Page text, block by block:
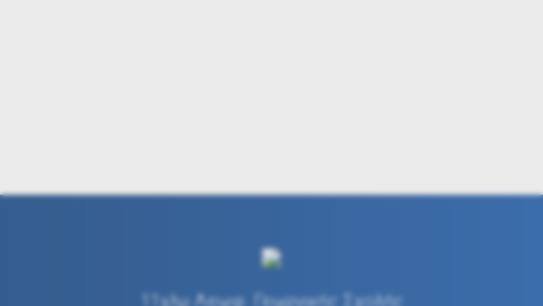
11χλμ Λεωφ. Γεωργικής Σχολής